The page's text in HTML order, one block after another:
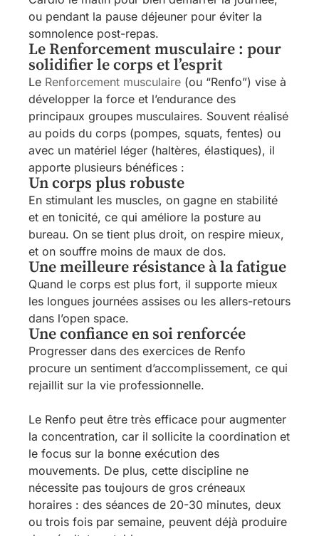
ou pendant la pause déjeuner pour éviter la
somnolence post-repas.
Le Renforcement musculaire : pour
solidifier le corps et l’esprit
Le Renforcement musculaire (ou “Renfo”) vise à
développer la force et l’endurance des
principaux groupes musculaires. Souvent réalisé
au poids du corps (pompes, squats, fentes) ou
avec un matériel léger (haltères, élastiques), il
apporte plusieurs bénéfices :
Un corps plus robuste
En stimulant les muscles, on gagne en stabilité
et en tonicité, ce qui améliore la posture au
bureau. On se tient plus droit, on respire mieux,
et on souffre moins de maux de dos.
Une meilleure résistance à la fatigue
Quand le corps est plus fort, il supporte mieux
les longues journées assises ou les allers-retours
dans l’open space.
Une confiance en soi renforcée
Progresser dans des exercices de Renfo
procure un sentiment d’accomplissement, ce qui
rejaillit sur la vie professionnelle.
Le Renfo peut être très efficace pour augmenter
la concentration, car il sollicite la coordination et
le focus sur la bonne exécution des
mouvements. De plus, cette discipline ne
nécessite pas toujours de gros créneaux
horaires : des séances de 20-30 minutes, deux
ou trois fois par semaine, peuvent déjà produire